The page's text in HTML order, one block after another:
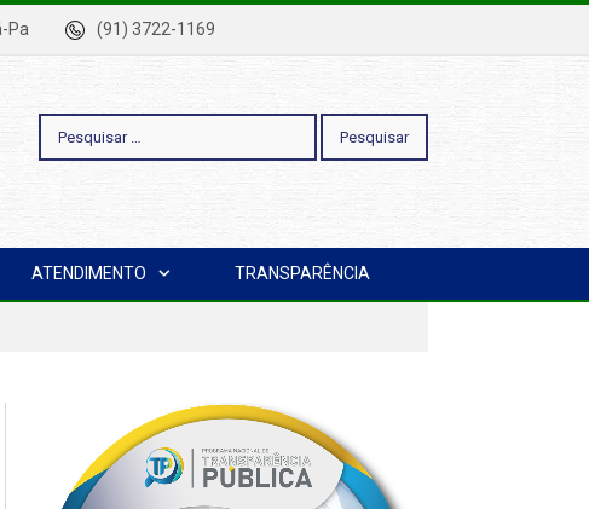
Pa (91) 3722-1169
Pesquisar
por:
ATENDIMENTO TRANSPARÊNCIA